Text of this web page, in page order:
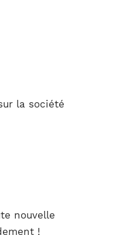
la société
nouvelle
!